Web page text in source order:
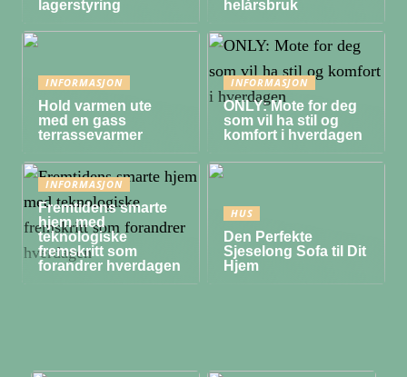
lagerstyring
helårsbruk
INFORMASJON
Hold varmen ute
med en gass
terrassevarmer
INFORMASJON
ONLY: Mote for deg
som vil ha stil og
komfort i hverdagen
INFORMASJON
Fremtidens smarte
hjem med
teknologiske
fremskritt som
forandrer hverdagen
HUS
Den Perfekte
Sjeselong Sofa til Dit
Hjem